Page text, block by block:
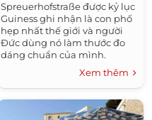
Spreuerhofstraße được kỷ lục
Guiness ghi nhận là con phố
hẹp nhất thế giới và người
Đức dùng nó làm thước đo
dáng chuẩn của mình.
Xem thêm